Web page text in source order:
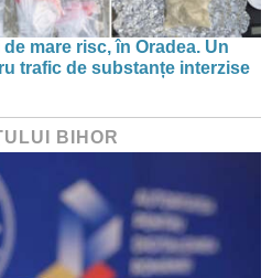
mare risc, în Oradea. Un
trafic de substanțe interzise
BIHOR